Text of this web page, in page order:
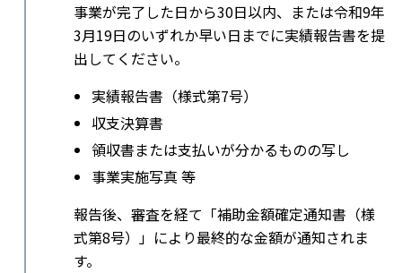
事業が完了した日から30日以内、または令和9年
3月19日のいずれか早い日までに実績報告書を提
出してください。
実績報告書（様式第7号）
収支決算書
領収書または支払いが分かるものの写し
事業実施写真 等
報告後、審査を経て「補助金額確定通知書（様
式第8号）」により最終的な金額が通知されま
す。